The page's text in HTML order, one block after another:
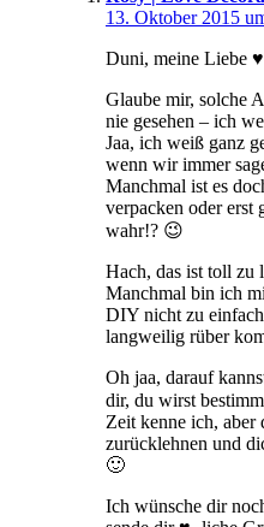
13. Oktober 2015
Duni, meine Liebe ♥
Glaube mir, solche
nie gesehen – ich
Jaa, ich weiß ganz
wenn wir immer
Manchmal ist es
verpacken oder erst
wahr!? 😉
Hach, das ist toll zu
Manchmal bin ich
DIY nicht zu
langweilig rüber
Oh jaa, darauf
dir, du wirst
Zeit kenne ich, aber
zurücklehnen und
🙂
Ich wünsche dir